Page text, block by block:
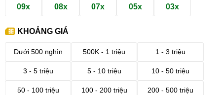
09x 08x 07x 05x 03x
KHOẢNG GIÁ
Dưới 500 nghìn 500K - 1 triệu 1 - 3 triệu
3 - 5 triệu 5 - 10 triệu 10 - 50 triệu
50 - 100 triệu 100 - 200 triệu 200 - 500 triệu